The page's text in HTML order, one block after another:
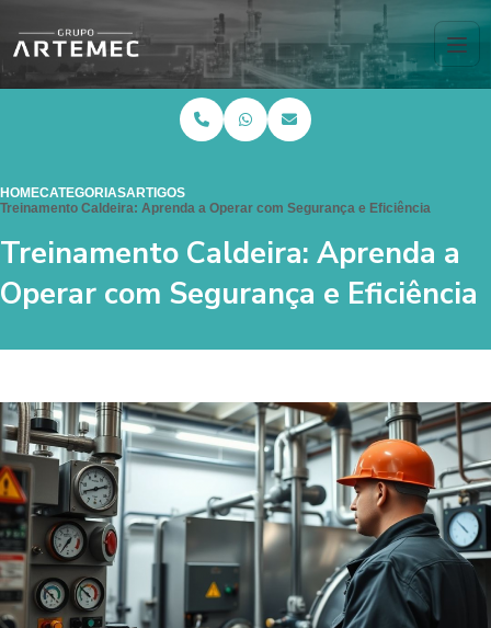
HOMECATEGORIASARTIGOS
Treinamento Caldeira: Aprenda a Operar com Segurança e Eficiência
Treinamento Caldeira: Aprenda a
Operar com Segurança e Eficiência